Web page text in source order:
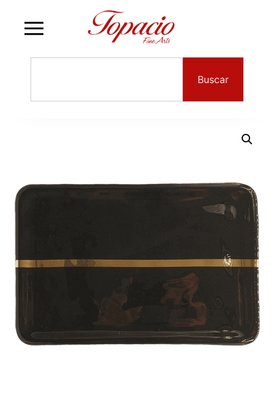
Buscar